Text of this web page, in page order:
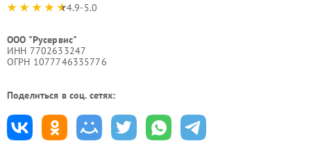
4.9-5.0
ООО "Русервис"
ИНН 7702633247
ОГРН 1077746335776
Поделиться в соц. сетях: